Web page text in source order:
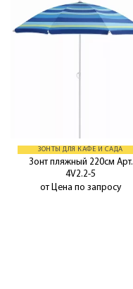
ЗОНТЫ ДЛЯ КАФЕ И САДА
Зонт пляжный 220см Арт.
4V2.2-5
от Цена по запросу